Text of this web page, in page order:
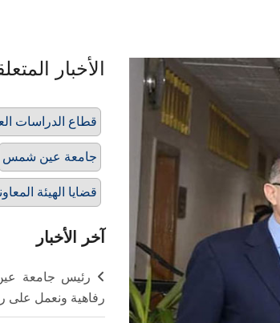
الأخبار
قطاع الدراسات
جامعة عين شمس
قضايا الهيئة
آخر الأخبار
رئيس جامعة
رفاهية ونعمل على